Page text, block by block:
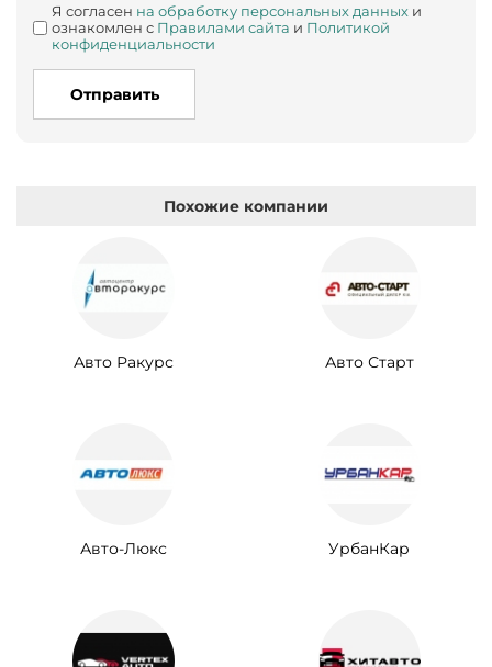
Я согласен на обработку персональных данных и
ознакомлен с Правилами сайта и Политикой
конфиденциальности
Отправить
Похожие компании
Авто Ракурс Авто Старт
Авто-Люкс УрбанКар